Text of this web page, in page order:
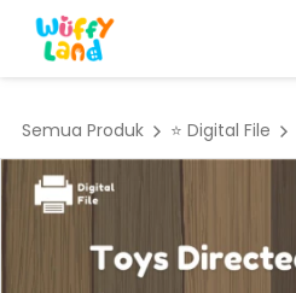
Semua Produk ⭐ Digital File